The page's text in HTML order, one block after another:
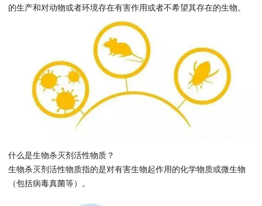
的生产和对动物或者环境存在有害作用或者不希望其存在的生物。
什么是生物杀灭剂活性物质？
生物杀灭剂活性物质指的是对有害生物起作用的化学物质或微生物
（包括病毒真菌等）。